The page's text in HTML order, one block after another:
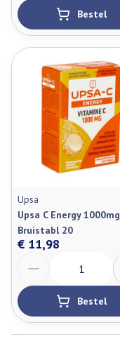
Bestel
Upsa
Upsa C Energy 1000mg
Bruistabl 20
€ 11,98
Bestel